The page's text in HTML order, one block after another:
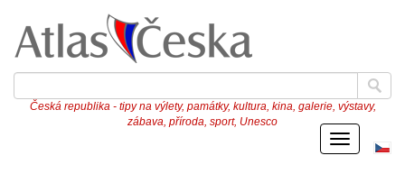
Česká republika - tipy na výlety, památky, kultura, kina, galerie, výstavy,
zábava, příroda, sport, Unesco
Menu